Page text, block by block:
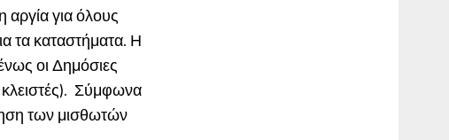
για όλους
τα καταστήματα. Η
οι Δημόσιες
κλειστές). Σύμφωνα
των μισθωτών